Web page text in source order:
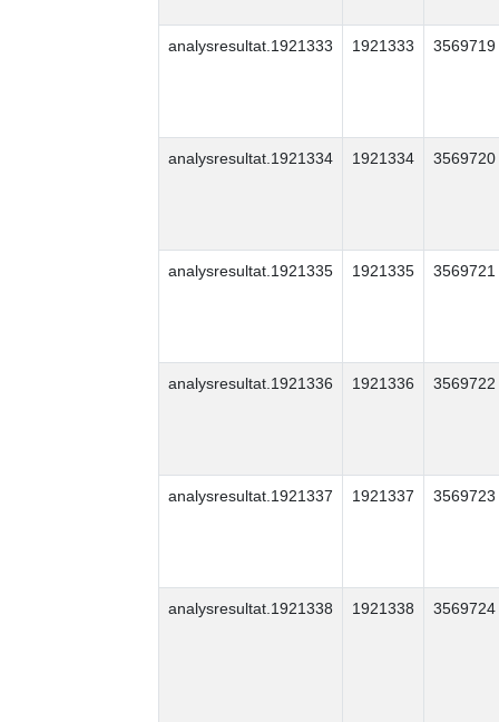
analysresultat.1921333 1921333 3569719
analysresultat.1921334 1921334 3569720
analysresultat.1921335 1921335 3569721
analysresultat.1921336 1921336 3569722
analysresultat.1921337 1921337 3569723
analysresultat.1921338 1921338 3569724